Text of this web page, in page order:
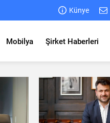
Künye
Mobilya Şirket Haberleri